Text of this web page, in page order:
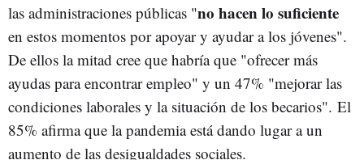
las administraciones públicas "no hacen lo suficiente
en estos momentos por apoyar y ayudar a los jóvenes".
De ellos la mitad cree que habría que "ofrecer más
ayudas para encontrar empleo" y un 47% "mejorar las
condiciones laborales y la situación de los becarios". El
85% afirma que la pandemia está dando lugar a un
aumento de las desigualdades sociales.